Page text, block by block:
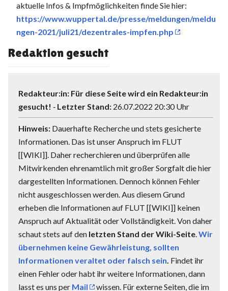
aktuelle Infos & Impfmöglichkeiten finde Sie hier:
https://www.wuppertal.de/presse/meldungen/meldu
ngen-2021/juli21/dezentrales-impfen.php
Redaktion gesucht
Redakteur:in: Für diese Seite wird ein Redakteur:in
gesucht! ‐ Letzter Stand: 26.07.2022 20:30 Uhr
Hinweis: Dauerhafte Recherche und stets gesicherte
Informationen. Das ist unser Anspruch im FLUT
[[WIKI]]. Daher recherchieren und überprüfen alle
Mitwirkenden ehrenamtlich mit großer Sorgfalt die hier
dargestellten Informationen. Dennoch können Fehler
nicht ausgeschlossen werden. Aus diesem Grund
erheben die Informationen auf FLUT [[WIKI]] keinen
Anspruch auf Aktualität oder Vollständigkeit. Von daher
schaut stets auf den letzten Stand der Wiki-Seite.Wir
übernehmen keine Gewährleistung, sollten
Informationen veraltet oder falsch sein. Findet ihr
einen Fehler oder habt ihr weitere Informationen, dann
lasst es uns per Mail wissen. Für externe Seiten, die im